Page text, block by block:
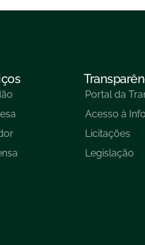
Portal da
Acesso à
Licitações
Legislação